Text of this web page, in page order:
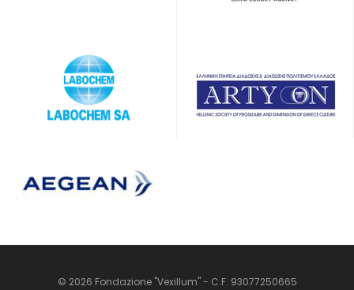
© 2026 Fondazione "Vexillum" - C.F. 93077250665